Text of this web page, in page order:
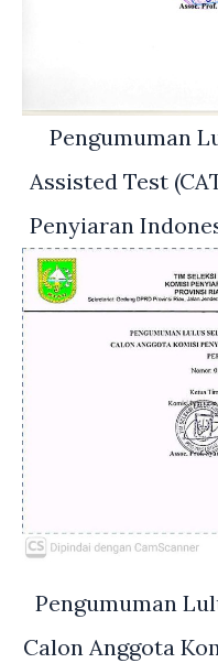
Pengumuman
Assisted Test
Penyiaran
Pengumuman
Calon Anggota